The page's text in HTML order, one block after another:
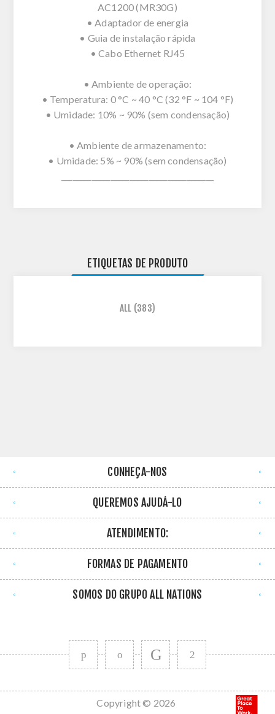
AC1200 (MR30G)
• Adaptador de energia
• Guia de instalação rápida
• Cabo Ethernet RJ45
• Ambiente de operação:
• Temperatura: 0 °C ~ 40 °C (32 °F ~ 104 °F)
• Umidade: 10% ~ 90% (sem condensação)
• Ambiente de armazenamento:
• Umidade: 5% ~ 90% (sem condensação)
ETIQUETAS DE PRODUTO
ALL (383)
CONHEÇA-NOS
QUEREMOS AJUDÁ-LO
ATENDIMENTO:
FORMAS DE PAGAMENTO
SOMOS DO GRUPO ALL NATIONS
Copyright © 2026